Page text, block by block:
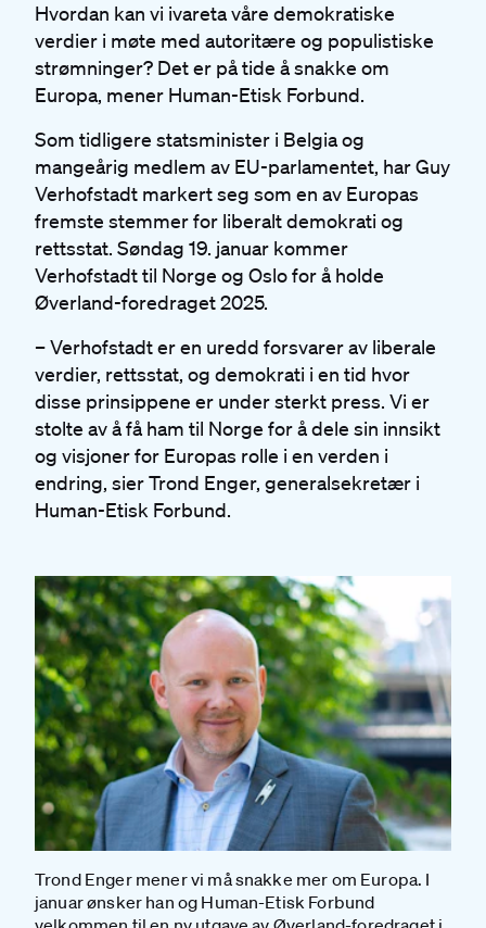
Hvordan kan vi ivareta våre demokratiske
verdier i møte med autoritære og populistiske
strømninger? Det er på tide å snakke om
Europa, mener Human-Etisk Forbund.
Som tidligere statsminister i Belgia og
mangeårig medlem av EU-parlamentet, har Guy
Verhofstadt markert seg som en av Europas
fremste stemmer for liberalt demokrati og
rettsstat. Søndag 19. januar kommer
Verhofstadt til Norge og Oslo for å holde
Øverland-foredraget 2025.
– Verhofstadt er en uredd forsvarer av liberale
verdier, rettsstat, og demokrati i en tid hvor
disse prinsippene er under sterkt press. Vi er
stolte av å få ham til Norge for å dele sin innsikt
og visjoner for Europas rolle i en verden i
endring, sier Trond Enger, generalsekretær i
Human-Etisk Forbund.
Trond Enger mener vi må snakke mer om Europa. I
januar ønsker han og Human-Etisk Forbund